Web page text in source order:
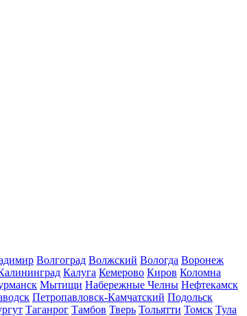
Волгоград Волжский Вологда Воронеж
Калуга Кемерово Киров Коломна
Мытищи Набережные Челны Нефтекамск
Петропавловск-Камчатский Подольск
Таганрог Тамбов Тверь Тольятти Томск Тула